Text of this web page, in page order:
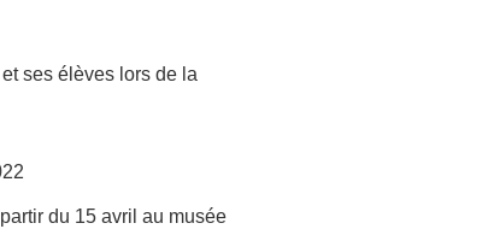
ses élèves lors de la
du 15 avril au musée